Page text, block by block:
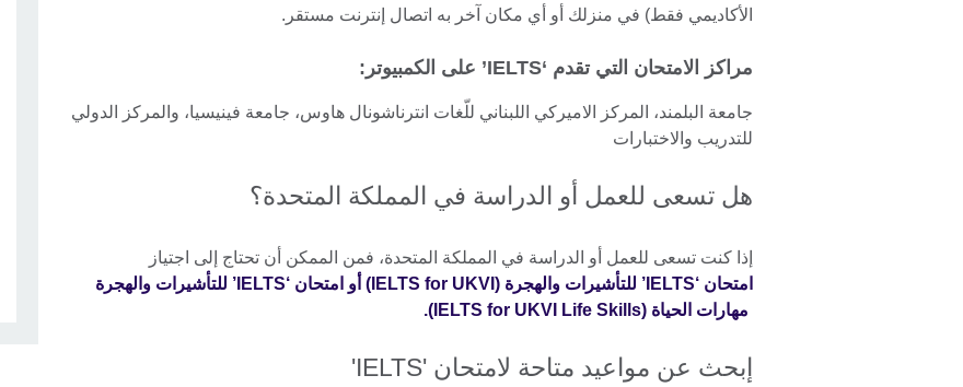
الأكاديمي فقط) في منزلك أو أي مكان آخر به اتصال إنترنت مستقر.
مراكز الامتحان التي تقدم ‘IELTS’ على الكمبيوتر:
جامعة البلمند، المركز الاميركي اللبناني للّغات انترناشونال هاوس، جامعة فينيسيا، والمركز الدولي
للتدريب والاختبارات
هل تسعى للعمل أو الدراسة في المملكة المتحدة؟
إذا كنت تسعى للعمل أو الدراسة في المملكة المتحدة، فمن الممكن أن تحتاج إلى اجتياز
امتحان ‘IELTS’ للتأشيرات والهجرة (IELTS for UKVI) أو امتحان
‘IELTS’ للتأشيرات والهجرة
مهارات الحياة (IELTS for UKVI Life Skills).
إبحث عن مواعيد متاحة لامتحان 'IELTS'